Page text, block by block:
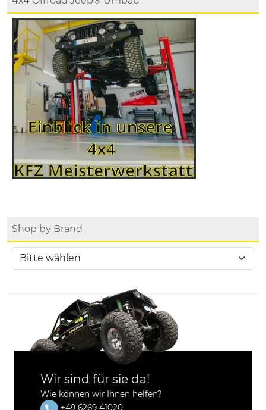
Shop by Brand
Wir sind für sie da!
Wie können wir Ihnen helfen?
+49 6269 41020